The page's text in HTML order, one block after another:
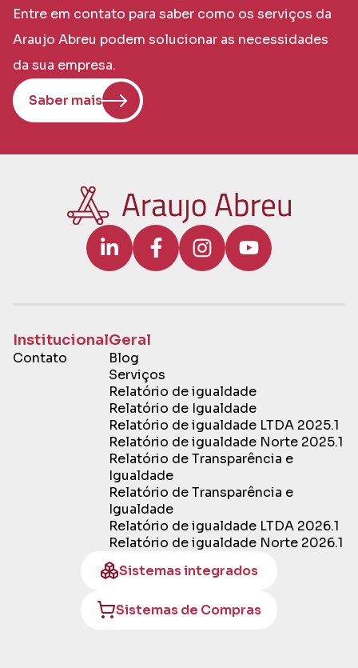
Entre em contato para saber como os serviços da
Araujo Abreu podem solucionar as necessidades
da sua empresa.
Saber mais
Institucional
Contato
Geral
Blog
Serviços
Relatório de igualdade
Relatório de Igualdade
Relatório de igualdade LTDA 2025.1
Relatório de igualdade Norte 2025.1
Relatório de Transparência e
Igualdade
Relatório de Transparência e
Igualdade
Relatório de igualdade LTDA 2026.1
Relatório de igualdade Norte 2026.1
Sistemas integrados
Sistemas de Compras